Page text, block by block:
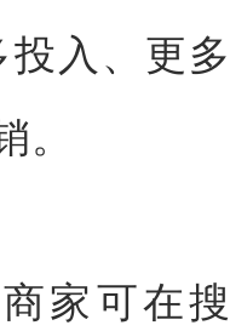
入、更多
家可在搜